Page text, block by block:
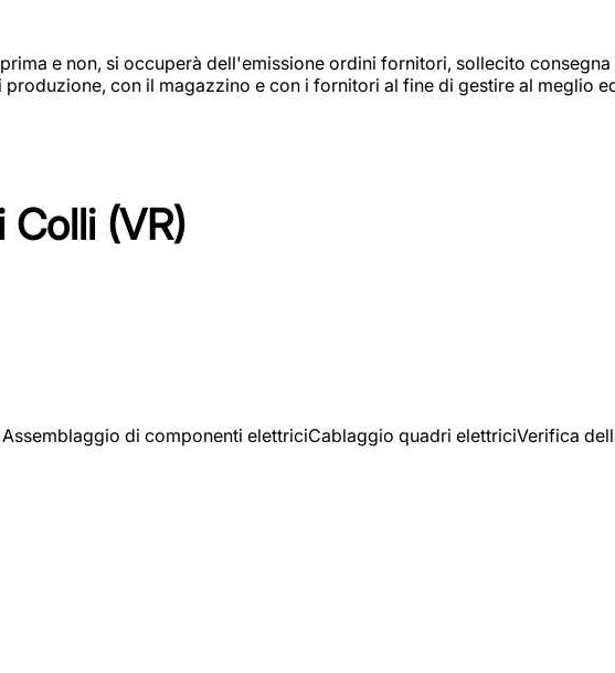
e non, si occuperà dell'emissione ordini fornitori, sollecito consegna
con il magazzino e con i fornitori al fine di gestire al meglio
(VR)
di componenti elettriciCablaggio quadri elettriciVerifica